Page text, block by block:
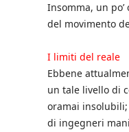
Insomma, un
del movimento
I limiti del reale
Ebbene
un tale livello di
oramai
di ingegneri